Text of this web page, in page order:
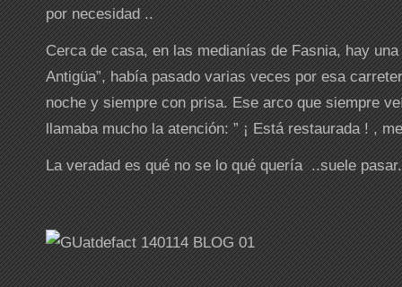
por necesidad ..
Cerca de casa, en las medianías de Fasnia, hay
Antigüa”, había pasado varias veces por esa
noche y siempre con prisa. Ese arco que siempre
llamaba mucho la atención: ” ¡ Está restaurada ! ,
La veradad es qué no se lo qué quería ..suele